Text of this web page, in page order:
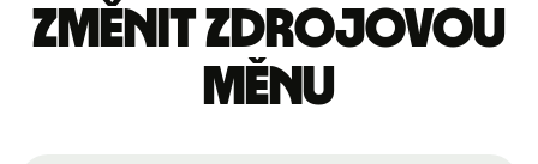
Změnit zdrojovou
měnu